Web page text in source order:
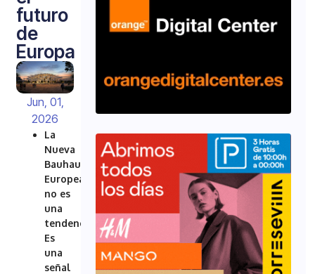
futuro
de
Europa
Jun, 01,
2026
La
Nueva
Bauhaus
Europea
no es
una
tendencia.
Es
una
señal